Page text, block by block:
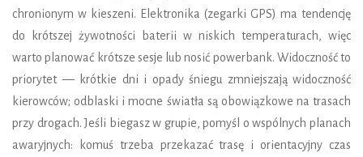
chronionym w kieszeni. Elektronika (zegarki GPS) ma tendencję
do krótszej żywotności baterii w niskich temperaturach, więc
warto planować krótsze sesje lub nosić powerbank. Widoczność to
priorytet — krótkie dni i opady śniegu zmniejszają widoczność
kierowców; odblaski i mocne światła są obowiązkowe na trasach
przy drogach. Jeśli biegasz w grupie, pomyśl o wspólnych planach
awaryjnych: komuś trzeba przekazać trasę i orientacyjny czas